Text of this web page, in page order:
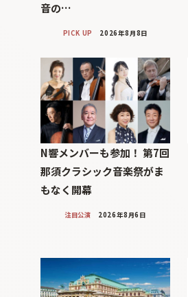
音の…
PICK UP 2026年8月8日
N響メンバーも参加！ 第7回
那須クラシック音楽祭がま
もなく開幕
注目公演 2026年8月6日